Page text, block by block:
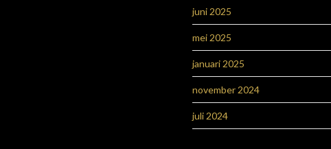
juni 2025
mei 2025
januari 2025
november 2024
juli 2024